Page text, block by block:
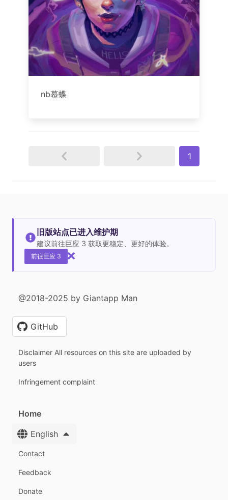
nb慕蝶
1
旧版站点已进入维护期
建议前往巨应 3 获取更稳定、更好的体验。
前往巨应 3
@2018-2025 by Giantapp Man
GitHub
Disclaimer All resources on this site are uploaded by
users
Infringement complaint
Home
English
Contact
Feedback
Donate